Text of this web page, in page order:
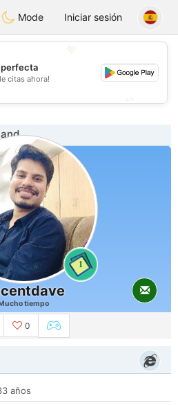
Chat
Mode Iniciar sesión
perfecta
citas ahora!
1
tiempo
0
años